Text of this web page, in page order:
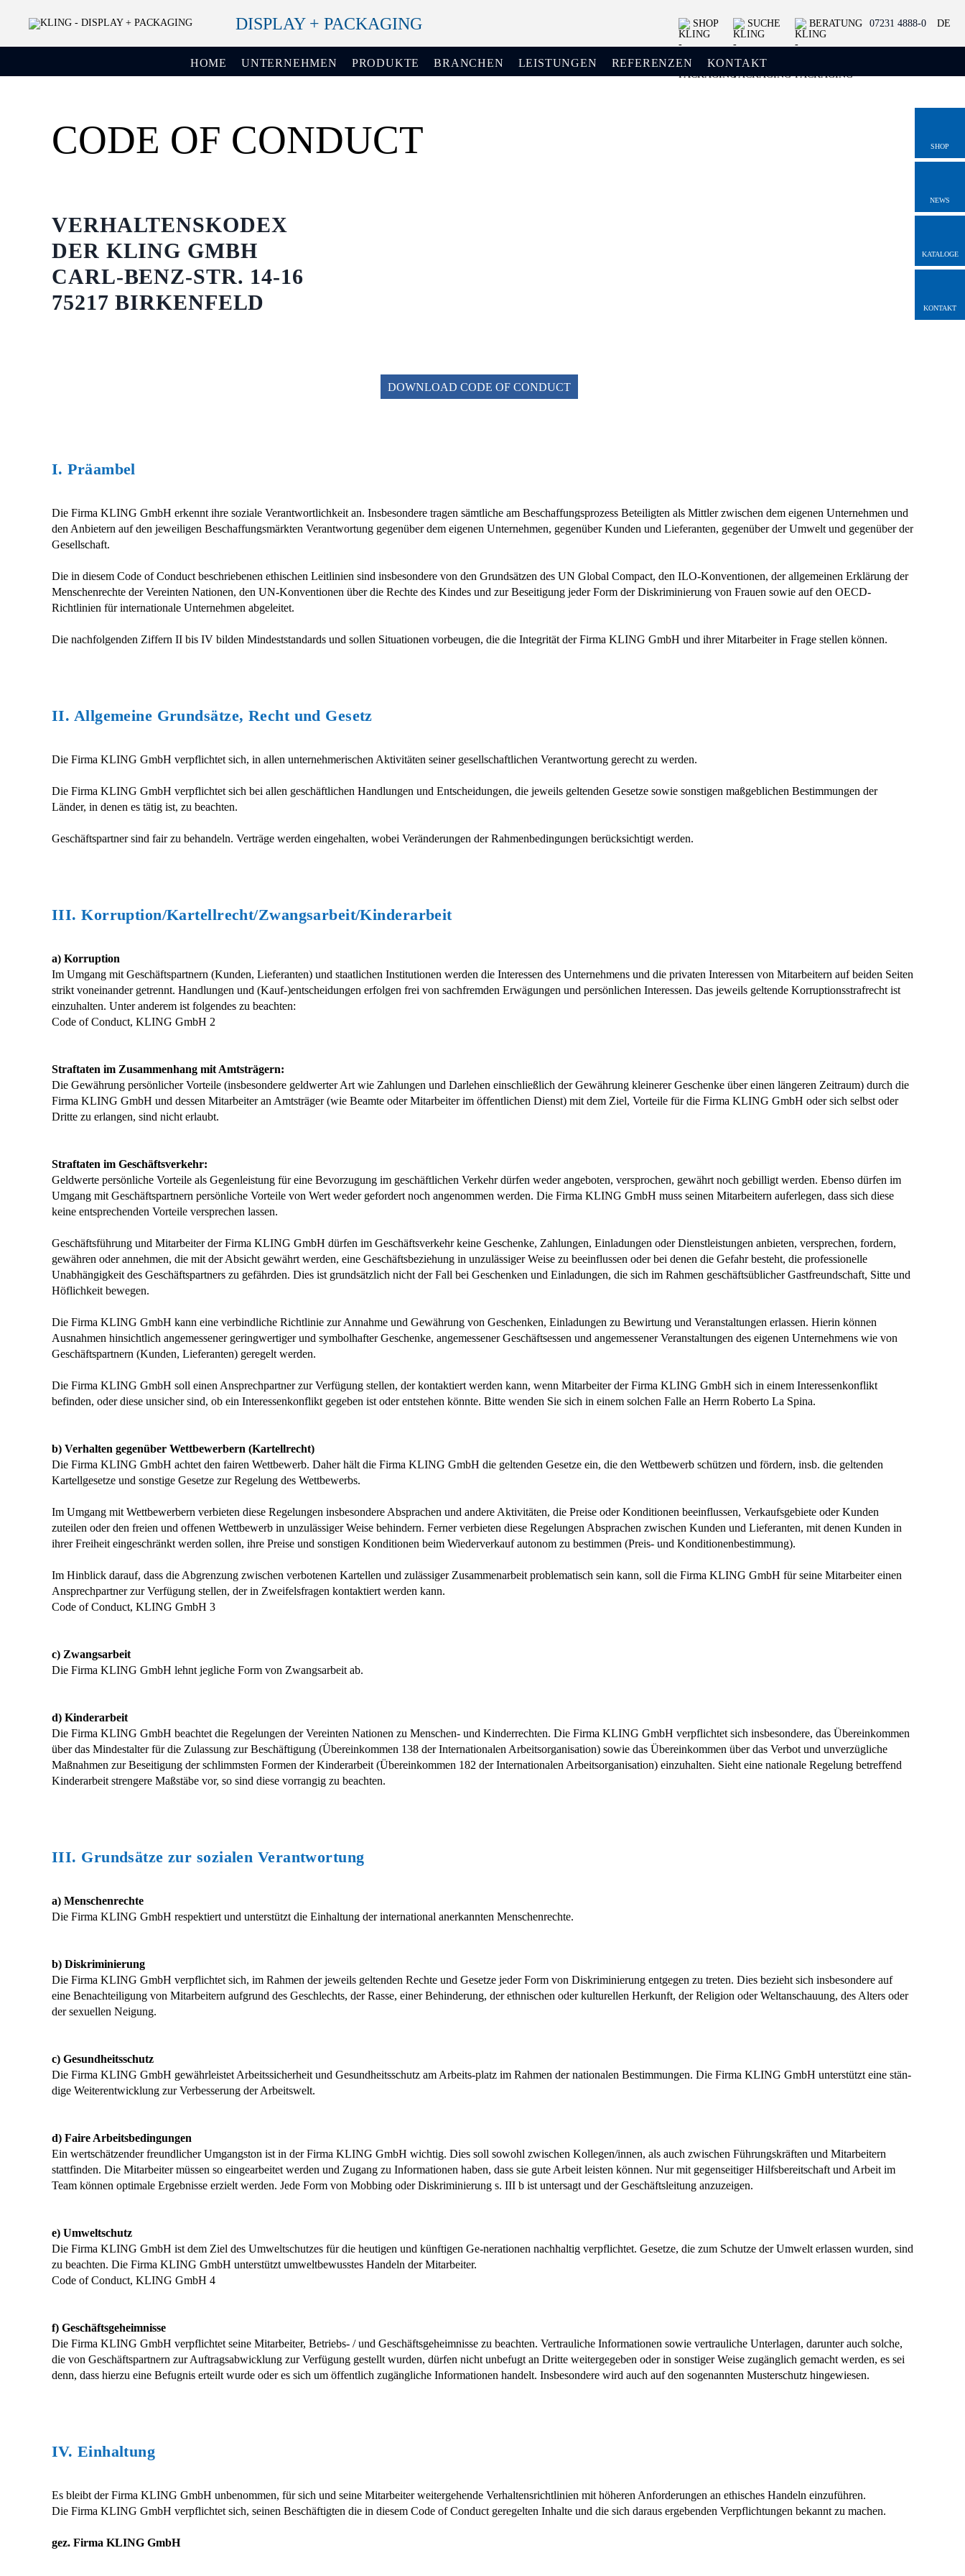
DISPLAY + PACKAGING SHOP SUCHE BERATUNG 07231 4888-0 DE
HOME UNTERNEHMEN PRODUKTE BRANCHEN LEISTUNGEN REFERENZEN KONTAKT
SHOP
NEWS
KATALOGE
KONTAKT
CODE OF CONDUCT
VERHALTENSKODEX
DER KLING GMBH
CARL-BENZ-STR. 14-16
75217 BIRKENFELD
DOWNLOAD CODE OF CONDUCT
I. Präambel
Die Firma KLING GmbH erkennt ihre soziale Verantwortlichkeit an. Insbesondere tragen sämtliche am Beschaffungsprozess Beteiligten als Mittler zwischen dem eigenen Unternehmen und
den Anbietern auf den jeweiligen Beschaffungsmärkten Verantwortung gegenüber dem eigenen Unternehmen, gegenüber Kunden und Lieferanten, gegenüber der Umwelt und gegenüber der
Gesellschaft.
Die in diesem Code of Conduct beschriebenen ethischen Leitlinien sind insbesondere von den Grundsätzen des UN Global Compact, den ILO-Konventionen, der allgemeinen Erklärung der
Menschenrechte der Vereinten Nationen, den UN-Konventionen über die Rechte des Kindes und zur Beseitigung jeder Form der Diskriminierung von Frauen sowie auf den OECD-
Richtlinien für internationale Unternehmen abgeleitet.
Die nachfolgenden Ziffern II bis IV bilden Mindeststandards und sollen Situationen vorbeugen, die die Integrität der Firma KLING GmbH und ihrer Mitarbeiter in Frage stellen können.
II. Allgemeine Grundsätze, Recht und Gesetz
Die Firma KLING GmbH verpflichtet sich, in allen unternehmerischen Aktivitäten seiner gesellschaftlichen Verantwortung gerecht zu werden.
Die Firma KLING GmbH verpflichtet sich bei allen geschäftlichen Handlungen und Entscheidungen, die jeweils geltenden Gesetze sowie sonstigen maßgeblichen Bestimmungen der
Länder, in denen es tätig ist, zu beachten.
Geschäftspartner sind fair zu behandeln. Verträge werden eingehalten, wobei Veränderungen der Rahmenbedingungen berücksichtigt werden.
III. Korruption/Kartellrecht/Zwangsarbeit/Kinderarbeit
a) Korruption
Im Umgang mit Geschäftspartnern (Kunden, Lieferanten) und staatlichen Institutionen werden die Interessen des Unternehmens und die privaten Interessen von Mitarbeitern auf beiden Seiten
strikt voneinander getrennt. Handlungen und (Kauf-)entscheidungen erfolgen frei von sachfremden Erwägungen und persönlichen Interessen. Das jeweils geltende Korruptionsstrafrecht ist
einzuhalten. Unter anderem ist folgendes zu beachten:
Code of Conduct, KLING GmbH 2
Straftaten im Zusammenhang mit Amtsträgern:
Die Gewährung persönlicher Vorteile (insbesondere geldwerter Art wie Zahlungen und Darlehen einschließlich der Gewährung kleinerer Geschenke über einen längeren Zeitraum) durch die
Firma KLING GmbH und dessen Mitarbeiter an Amtsträger (wie Beamte oder Mitarbeiter im öffentlichen Dienst) mit dem Ziel, Vorteile für die Firma KLING GmbH oder sich selbst oder
Dritte zu erlangen, sind nicht erlaubt.
Straftaten im Geschäftsverkehr:
Geldwerte persönliche Vorteile als Gegenleistung für eine Bevorzugung im geschäftlichen Verkehr dürfen weder angeboten, versprochen, gewährt noch gebilligt werden. Ebenso dürfen im
Umgang mit Geschäftspartnern persönliche Vorteile von Wert weder gefordert noch angenommen werden. Die Firma KLING GmbH muss seinen Mitarbeitern auferlegen, dass sich diese
keine entsprechenden Vorteile versprechen lassen.
Geschäftsführung und Mitarbeiter der Firma KLING GmbH dürfen im Geschäftsverkehr keine Geschenke, Zahlungen, Einladungen oder Dienstleistungen anbieten, versprechen, fordern,
gewähren oder annehmen, die mit der Absicht gewährt werden, eine Geschäftsbeziehung in unzulässiger Weise zu beeinflussen oder bei denen die Gefahr besteht, die professionelle
Unabhängigkeit des Geschäftspartners zu gefährden. Dies ist grundsätzlich nicht der Fall bei Geschenken und Einladungen, die sich im Rahmen geschäftsüblicher Gastfreundschaft, Sitte und
Höflichkeit bewegen.
Die Firma KLING GmbH kann eine verbindliche Richtlinie zur Annahme und Gewährung von Geschenken, Einladungen zu Bewirtung und Veranstaltungen erlassen. Hierin können
Ausnahmen hinsichtlich angemessener geringwertiger und symbolhafter Geschenke, angemessener Geschäftsessen und angemessener Veranstaltungen des eigenen Unternehmens wie von
Geschäftspartnern (Kunden, Lieferanten) geregelt werden.
Die Firma KLING GmbH soll einen Ansprechpartner zur Verfügung stellen, der kontaktiert werden kann, wenn Mitarbeiter der Firma KLING GmbH sich in einem Interessenkonflikt
befinden, oder diese unsicher sind, ob ein Interessenkonflikt gegeben ist oder entstehen könnte. Bitte wenden Sie sich in einem solchen Falle an Herrn Roberto La Spina.
b) Verhalten gegenüber Wettbewerbern (Kartellrecht)
Die Firma KLING GmbH achtet den fairen Wettbewerb. Daher hält die Firma KLING GmbH die geltenden Gesetze ein, die den Wettbewerb schützen und fördern, insb. die geltenden
Kartellgesetze und sonstige Gesetze zur Regelung des Wettbewerbs.
Im Umgang mit Wettbewerbern verbieten diese Regelungen insbesondere Absprachen und andere Aktivitäten, die Preise oder Konditionen beeinflussen, Verkaufsgebiete oder Kunden
zuteilen oder den freien und offenen Wettbewerb in unzulässiger Weise behindern. Ferner verbieten diese Regelungen Absprachen zwischen Kunden und Lieferanten, mit denen Kunden in
ihrer Freiheit eingeschränkt werden sollen, ihre Preise und sonstigen Konditionen beim Wiederverkauf autonom zu bestimmen (Preis- und Konditionenbestimmung).
Im Hinblick darauf, dass die Abgrenzung zwischen verbotenen Kartellen und zulässiger Zusammenarbeit problematisch sein kann, soll die Firma KLING GmbH für seine Mitarbeiter einen
Ansprechpartner zur Verfügung stellen, der in Zweifelsfragen kontaktiert werden kann.
Code of Conduct, KLING GmbH 3
c) Zwangsarbeit
Die Firma KLING GmbH lehnt jegliche Form von Zwangsarbeit ab.
d) Kinderarbeit
Die Firma KLING GmbH beachtet die Regelungen der Vereinten Nationen zu Menschen- und Kinderrechten. Die Firma KLING GmbH verpflichtet sich insbesondere, das Übereinkommen
über das Mindestalter für die Zulassung zur Beschäftigung (Übereinkommen 138 der Internationalen Arbeitsorganisation) sowie das Übereinkommen über das Verbot und unverzügliche
Maßnahmen zur Beseitigung der schlimmsten Formen der Kinderarbeit (Übereinkommen 182 der Internationalen Arbeitsorganisation) einzuhalten. Sieht eine nationale Regelung betreffend
Kinderarbeit strengere Maßstäbe vor, so sind diese vorrangig zu beachten.
III. Grundsätze zur sozialen Verantwortung
a) Menschenrechte
Die Firma KLING GmbH respektiert und unterstützt die Einhaltung der international anerkannten Menschenrechte.
b) Diskriminierung
Die Firma KLING GmbH verpflichtet sich, im Rahmen der jeweils geltenden Rechte und Gesetze jeder Form von Diskriminierung entgegen zu treten. Dies bezieht sich insbesondere auf
eine Benachteiligung von Mitarbeitern aufgrund des Geschlechts, der Rasse, einer Behinderung, der ethnischen oder kulturellen Herkunft, der Religion oder Weltanschauung, des Alters oder
der sexuellen Neigung.
c) Gesundheitsschutz
Die Firma KLING GmbH gewährleistet Arbeitssicherheit und Gesundheitsschutz am Arbeits-platz im Rahmen der nationalen Bestimmungen. Die Firma KLING GmbH unterstützt eine stän-
dige Weiterentwicklung zur Verbesserung der Arbeitswelt.
d) Faire Arbeitsbedingungen
Ein wertschätzender freundlicher Umgangston ist in der Firma KLING GmbH wichtig. Dies soll sowohl zwischen Kollegen/innen, als auch zwischen Führungskräften und Mitarbeitern
stattfinden. Die Mitarbeiter müssen so eingearbeitet werden und Zugang zu Informationen haben, dass sie gute Arbeit leisten können. Nur mit gegenseitiger Hilfsbereitschaft und Arbeit im
Team können optimale Ergebnisse erzielt werden. Jede Form von Mobbing oder Diskriminierung s. III b ist untersagt und der Geschäftsleitung anzuzeigen.
e) Umweltschutz
Die Firma KLING GmbH ist dem Ziel des Umweltschutzes für die heutigen und künftigen Ge-nerationen nachhaltig verpflichtet. Gesetze, die zum Schutze der Umwelt erlassen wurden, sind
zu beachten. Die Firma KLING GmbH unterstützt umweltbewusstes Handeln der Mitarbeiter.
Code of Conduct, KLING GmbH 4
f) Geschäftsgeheimnisse
Die Firma KLING GmbH verpflichtet seine Mitarbeiter, Betriebs- / und Geschäftsgeheimnisse zu beachten. Vertrauliche Informationen sowie vertrauliche Unterlagen, darunter auch solche,
die von Geschäftspartnern zur Auftragsabwicklung zur Verfügung gestellt wurden, dürfen nicht unbefugt an Dritte weitergegeben oder in sonstiger Weise zugänglich gemacht werden, es sei
denn, dass hierzu eine Befugnis erteilt wurde oder es sich um öffentlich zugängliche Informationen handelt. Insbesondere wird auch auf den sogenannten Musterschutz hingewiesen.
IV. Einhaltung
Es bleibt der Firma KLING GmbH unbenommen, für sich und seine Mitarbeiter weitergehende Verhaltensrichtlinien mit höheren Anforderungen an ethisches Handeln einzuführen.
Die Firma KLING GmbH verpflichtet sich, seinen Beschäftigten die in diesem Code of Conduct geregelten Inhalte und die sich daraus ergebenden Verpflichtungen bekannt zu machen.
gez. Firma KLING GmbH